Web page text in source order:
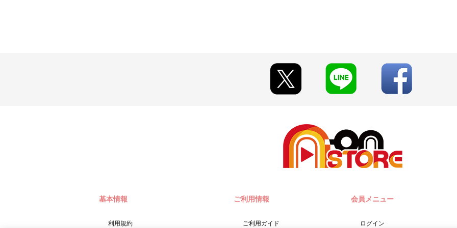
基本情報
利用規約
ご利用情報
ご利用ガイド
会員メニュー
ログイン